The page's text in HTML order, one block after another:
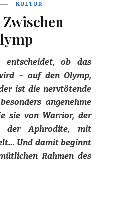
KULTUR
entscheidet, ob das
– auf den Olymp,
ist die nervtötende
angenehme
sie von Warrior, der
der Aphrodite, mit
Und damit beginnt
Rahmen des